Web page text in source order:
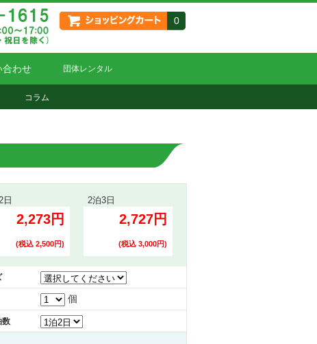
0
合わせ 団体レンタル
コラム
日
2,273円
(税込 2,500円)
2泊3日
2,727円
(税込 3,000円)
個
数